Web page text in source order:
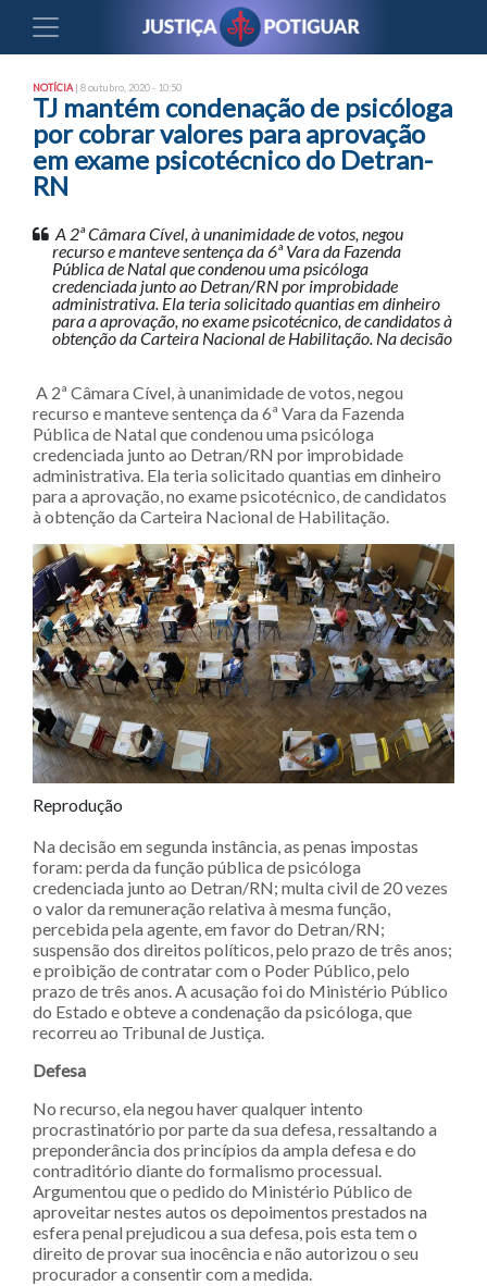
NOTÍCIA | 8 outubro, 2020 - 10:50
TJ mantém condenação de psicóloga
por cobrar valores para aprovação
em exame psicotécnico do Detran-
RN
A 2ª Câmara Cível, à unanimidade de votos, negou
recurso e manteve sentença da 6ª Vara da Fazenda
Pública de Natal que condenou uma psicóloga
credenciada junto ao Detran/RN por improbidade
administrativa. Ela teria solicitado quantias em dinheiro
para a aprovação, no exame psicotécnico, de candidatos à
obtenção da Carteira Nacional de Habilitação. Na decisão
A 2ª Câmara Cível, à unanimidade de votos, negou
recurso e manteve sentença da 6ª Vara da Fazenda
Pública de Natal que condenou uma psicóloga
credenciada junto ao Detran/RN por improbidade
administrativa. Ela teria solicitado quantias em dinheiro
para a aprovação, no exame psicotécnico, de candidatos
à obtenção da Carteira Nacional de Habilitação.
Reprodução
Na decisão em segunda instância, as penas impostas
foram: perda da função pública de psicóloga
credenciada junto ao Detran/RN; multa civil de 20 vezes
o valor da remuneração relativa à mesma função,
percebida pela agente, em favor do Detran/RN;
suspensão dos direitos políticos, pelo prazo de três anos;
e proibição de contratar com o Poder Público, pelo
prazo de três anos. A acusação foi do Ministério Público
do Estado e obteve a condenação da psicóloga, que
recorreu ao Tribunal de Justiça.
Defesa
No recurso, ela negou haver qualquer intento
procrastinatório por parte da sua defesa, ressaltando a
preponderância dos princípios da ampla defesa e do
contraditório diante do formalismo processual.
Argumentou que o pedido do Ministério Público de
aproveitar nestes autos os depoimentos prestados na
esfera penal prejudicou a sua defesa, pois esta tem o
direito de provar sua inocência e não autorizou o seu
procurador a consentir com a medida.